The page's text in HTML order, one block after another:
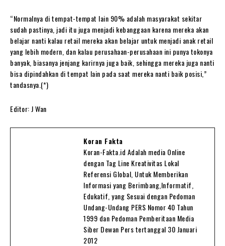
“Normalnya di tempat-tempat lain 90% adalah masyarakat sekitar
sudah pastinya, jadi itu juga menjadi kebanggaan karena mereka akan
belajar nanti kalau retail mereka akan belajar untuk menjadi anak retail
yang lebih modern, dan kalau perusahaan-perusahaan ini punya tokonya
banyak, biasanya jenjang karirnya juga baik, sehingga mereka juga nanti
bisa dipindahkan di tempat lain pada saat mereka nanti baik posisi,”
tandasnya.(*)
Editor: J Wan
Koran Fakta
Koran-Fakta.id Adalah media Online
dengan Tag Line Kreativitas Lokal
Referensi Global, Untuk Memberikan
Informasi yang Berimbang,Informatif,
Edukatif, yang Sesuai dengan Pedoman
Undang-Undang PERS Nomor 40 Tahun
1999 dan Pedoman Pemberitaan Media
Siber Dewan Pers tertanggal 30 Januari
2012